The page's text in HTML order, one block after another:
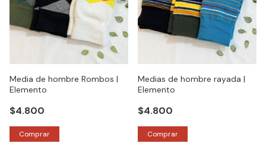
Media de hombre Rombos |
Elemento
$4.800
Comprar
Medias de hombre rayada |
Elemento
$4.800
Comprar